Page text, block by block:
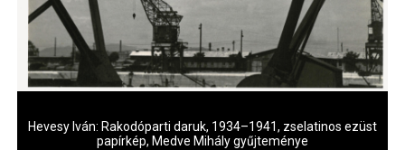
Hevesy Iván: Rakodóparti daruk, 1934–1941, zselatinos ezüst
papírkép, Medve Mihály gyűjteménye